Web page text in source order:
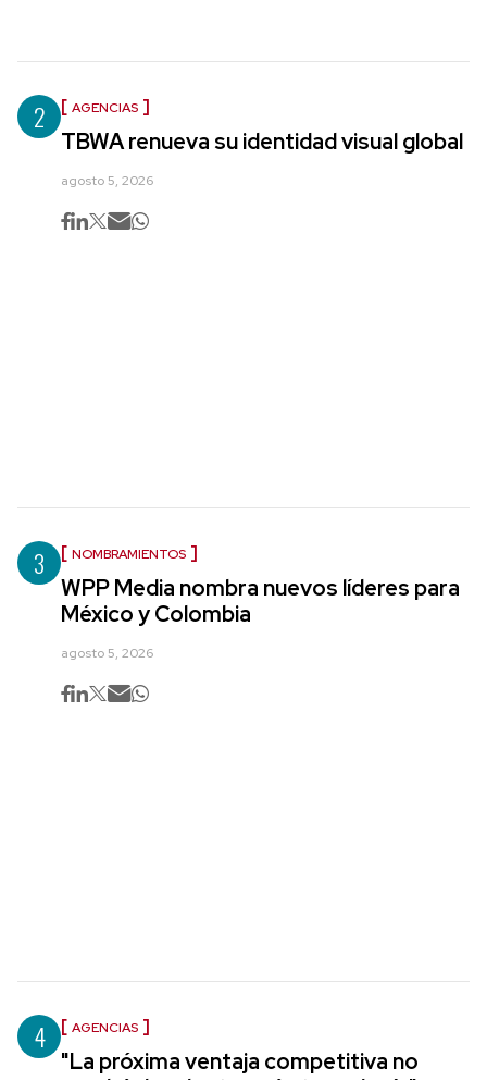
2 AGENCIAS
TBWA renueva su identidad visual global
agosto 5, 2026
3 NOMBRAMIENTOS
WPP Media nombra nuevos líderes para
México y Colombia
agosto 5, 2026
4 AGENCIAS
"La próxima ventaja competitiva no